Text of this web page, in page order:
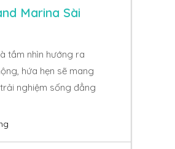
Marina Sài
tầm nhìn hướng ra
hứa hẹn sẽ mang
nghiệm sống đẳng